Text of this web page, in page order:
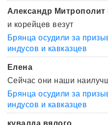
Александр Митрополит
и корейцев везут
Брянца осудили за
индусов и кавказцев
Елена
Сейчас они наши
Брянца осудили за
индусов и кавказцев